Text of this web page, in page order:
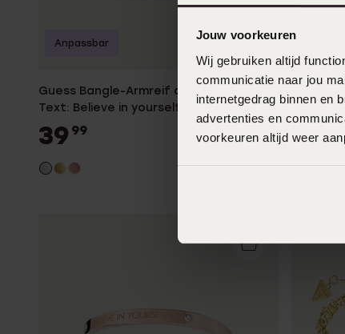
Jouw voorkeuren
Wij gebruiken altijd
communicatie naar jou
internetgedrag binnen en
advertenties en
voorkeuren altijd weer
Guess Bangle-Armreif aus Edelstahl mit
Text: Believe in yourself.
39 99
Anpassbar
Guess-
4G-Logo
39